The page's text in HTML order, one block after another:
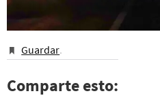
Guardar.
Comparte esto: